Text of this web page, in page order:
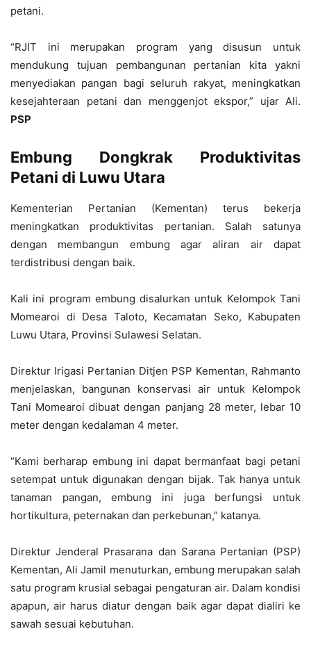
petani.
“RJIT ini merupakan program yang disusun untuk
mendukung tujuan pembangunan pertanian kita yakni
menyediakan pangan bagi seluruh rakyat, meningkatkan
kesejahteraan petani dan menggenjot ekspor,” ujar Ali.
PSP
Embung Dongkrak Produktivitas
Petani di Luwu Utara
Kementerian Pertanian (Kementan) terus bekerja
meningkatkan produktivitas pertanian. Salah satunya
dengan membangun embung agar aliran air dapat
terdistribusi dengan baik.
Kali ini program embung disalurkan untuk Kelompok Tani
Momearoi di Desa Taloto, Kecamatan Seko, Kabupaten
Luwu Utara, Provinsi Sulawesi Selatan.
Direktur Irigasi Pertanian Ditjen PSP Kementan, Rahmanto
menjelaskan, bangunan konservasi air untuk Kelompok
Tani Momearoi dibuat dengan panjang 28 meter, lebar 10
meter dengan kedalaman 4 meter.
“Kami berharap embung ini dapat bermanfaat bagi petani
setempat untuk digunakan dengan bijak. Tak hanya untuk
tanaman pangan, embung ini juga berfungsi untuk
hortikultura, peternakan dan perkebunan,” katanya.
Direktur Jenderal Prasarana dan Sarana Pertanian (PSP)
Kementan, Ali Jamil menuturkan, embung merupakan salah
satu program krusial sebagai pengaturan air. Dalam kondisi
apapun, air harus diatur dengan baik agar dapat dialiri ke
sawah sesuai kebutuhan.